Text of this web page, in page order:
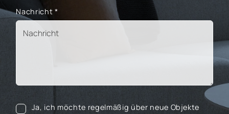
Nachricht *
Ja, ich möchte regelmäßig über neue Objekte